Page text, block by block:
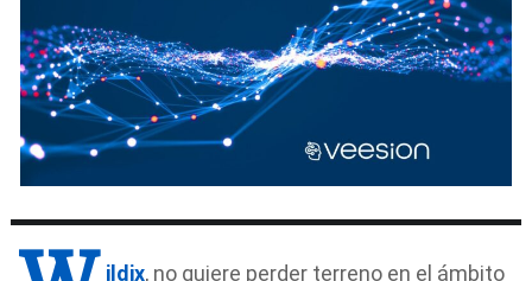
ildix, no quiere perder terreno en el ámbito